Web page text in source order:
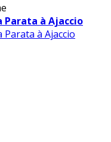
Parata à Ajaccio